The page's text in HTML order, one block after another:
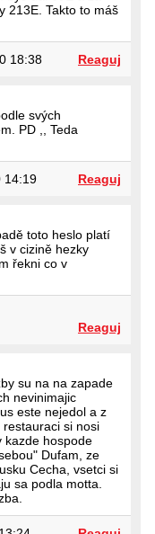
213E. Takto to máš
18:38 Reaguj
svých
PD ,, Teda
14:19 Reaguj
toto heslo platí
v cizině hezky
řekni co v
Reaguj
su na na zapade
nevinimajic
este nejedol a z
si nosi
kazde hospode
Dufam, ze
Cecha, vsetci si
sa podla motta.